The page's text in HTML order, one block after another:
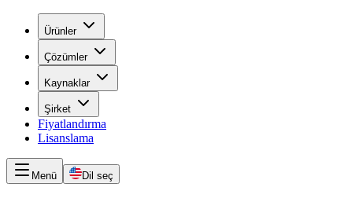
Ürünler
Çözümler
Kaynaklar
Şirket
Fiyatlandırma
Lisanslama
Menü Dil seç